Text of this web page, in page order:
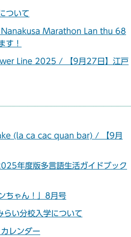
ついて
Marathon Lan thu 68
す！
Line 2025 / 【9月27日】江戸
(la ca cac quan bar) / 【9月
年度版多言語生活ガイドブック
ゃん！」8月号
い分校入学について
レンダー